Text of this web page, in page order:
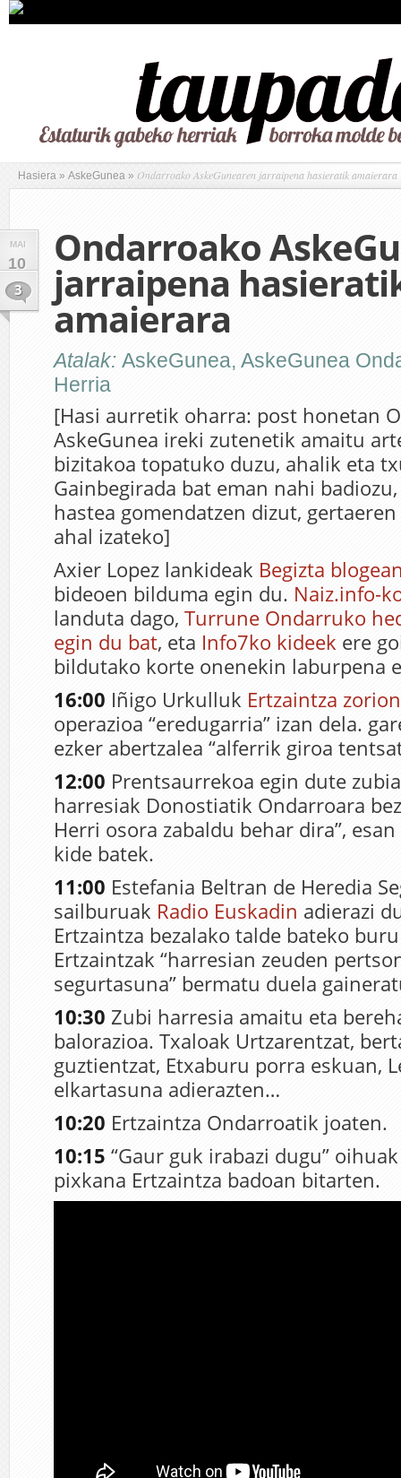
Hasiera » AskeGunea » Ondarroako AskeGunearen jarraipena hasieratik amaierara
MAI
10
3
Ondarroako
jarraipena
amaierara
Atalak: AskeGunea, AskeGunea
Herria
[Hasi aurretik oharra: post honetan
AskeGunea ireki zutenetik amaitu
bizitakoa topatuko duzu, ahalik eta
Gainbegirada bat eman nahi
hastea gomendatzen dizut,
ahal izateko]
Axier Lopez lankideak Begizta
bideoen bilduma egin du. Naiz.info-
landuta dago, Turrune Ondarruko
egin du bat, eta Info7ko kideek ere
bildutako korte onenekin laburpena
16:00 Iñigo Urkulluk Ertzaintza
operazioa “eredugarria” izan dela.
ezker abertzalea “alferrik giroa
12:00 Prentsaurrekoa egin dute
harresiak Donostiatik Ondarroara
Herri osora zabaldu behar dira”,
kide batek.
11:00 Estefania Beltran de Heredia
sailburuak Radio Euskadin adierazi
Ertzaintza bezalako talde bateko
Ertzaintzak “harresian zeuden
segurtasuna” bermatu duela
10:30 Zubi harresia amaitu eta
balorazioa. Txaloak Urtzarentzat,
guztientzat, Etxaburu porra eskuan,
elkartasuna adierazten…
10:20 Ertzaintza Ondarroatik joaten.
10:15 “Gaur guk irabazi dugu”
pixkana Ertzaintza badoan bitarten.